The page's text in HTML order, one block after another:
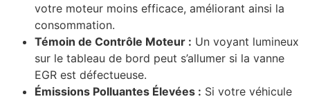
votre moteur moins efficace, améliorant ainsi la
consommation.
Témoin de Contrôle Moteur : Un voyant lumineux
sur le tableau de bord peut s’allumer si la vanne
EGR est défectueuse.
Émissions Polluantes Élevées : Si votre véhicule